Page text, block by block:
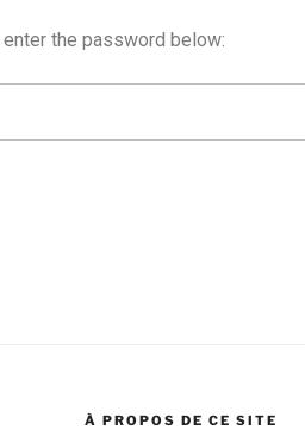
the password below:
À PROPOS DE CE SITE